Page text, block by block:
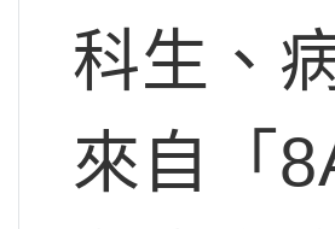
科生、
來自「